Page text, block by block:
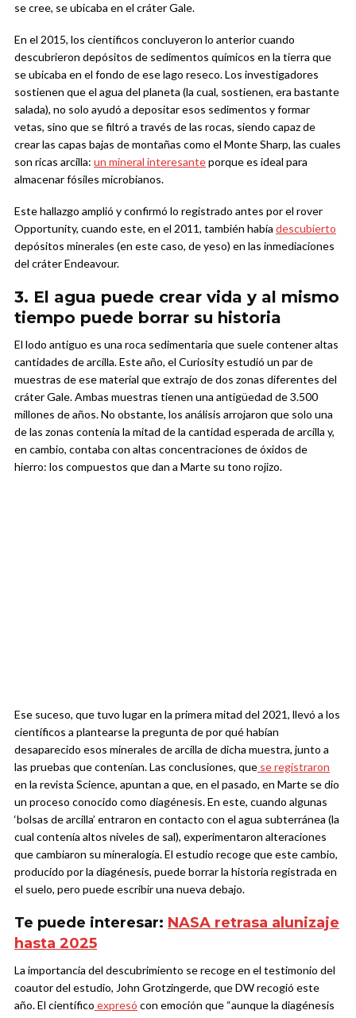
se cree, se ubicaba en el cráter Gale.
En el 2015, los científicos concluyeron lo anterior cuando
descubrieron depósitos de sedimentos químicos en la tierra que
se ubicaba en el fondo de ese lago reseco. Los investigadores
sostienen que el agua del planeta (la cual, sostienen, era bastante
salada), no solo ayudó a depositar esos sedimentos y formar
vetas, sino que se filtró a través de las rocas, siendo capaz de
crear las capas bajas de montañas como el Monte Sharp, las cuales
son ricas arcilla: un mineral interesanteporque es ideal para
almacenar fósiles microbianos.
Este hallazgo amplió y confirmó lo registrado antes por el rover
Opportunity, cuando este, en el 2011, también había descubierto
depósitos minerales (en este caso, de yeso) en las inmediaciones
del cráter Endeavour.
3. El agua puede crear vida y al mismo
tiempo puede borrar su historia
El lodo antiguo es una roca sedimentaria que suele contener altas
cantidades de arcilla. Este año, el Curiosity estudió un par de
muestras de ese material que extrajo de dos zonas diferentes del
cráter Gale. Ambas muestras tienen una antigüedad de 3.500
millones de años. No obstante, los análisis arrojaron que solo una
de las zonas contenía la mitad de la cantidad esperada de arcilla y,
en cambio, contaba con altas concentraciones de óxidos de
hierro: los compuestos que dan a Marte su tono rojizo.
Ese suceso, que tuvo lugar en la primera mitad del 2021, llevó a los
científicos a plantearse la pregunta de por qué habían
desaparecido esos minerales de arcilla de dicha muestra, junto a
las pruebas que contenían. Las conclusiones, que se registraron
en la revista Science, apuntan a que, en el pasado, en Marte se dio
un proceso conocido como diagénesis. En este, cuando algunas
‘bolsas de arcilla’ entraron en contacto con el agua subterránea (la
cual contenía altos niveles de sal), experimentaron alteraciones
que cambiaron su mineralogía. El estudio recoge que este cambio,
producido por la diagénesis, puede borrar la historia registrada en
el suelo, pero puede escribir una nueva debajo.
Te puede interesar: NASA retrasa alunizaje
hasta 2025
La importancia del descubrimiento se recoge en el testimonio del
coautor del estudio, John Grotzingerde, que DW recogió este
año. El científico expresó con emoción que “aunque la diagénesis